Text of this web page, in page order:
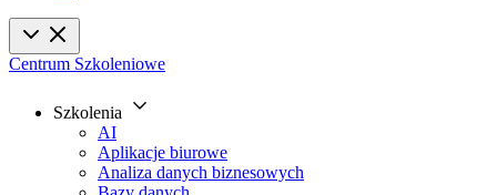
Centrum Szkoleniowe
Szkolenia
AI
Aplikacje biurowe
Analiza danych biznesowych